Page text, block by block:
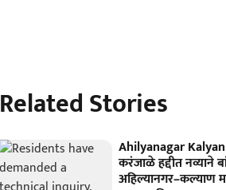
Related Stories
Ahilyanagar
करंजाळे हद्दीत नव्याने
अहिल्यानगर–कल्याण